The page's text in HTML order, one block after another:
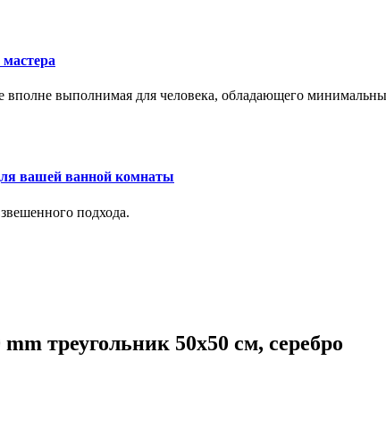
вполне выполнимая для человека, обладающего
вашей ванной комнаты
подхода.
треугольник 50х50 см, серебро